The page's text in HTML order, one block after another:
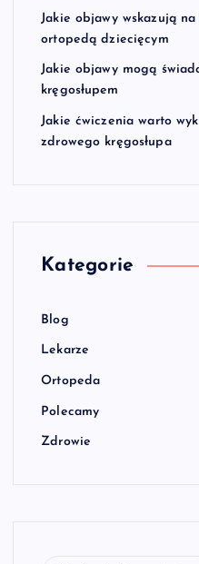
Jakie objawy wskazują
ortopedą dziecięcym
Jakie objawy mogą
kręgosłupem
Jakie ćwiczenia warto
zdrowego kręgosłupa
Kategorie
Blog
Lekarze
Ortopeda
Polecamy
Zdrowie